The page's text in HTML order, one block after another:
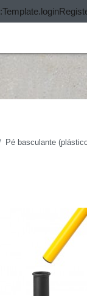
Desporto infantil
Pé basculante